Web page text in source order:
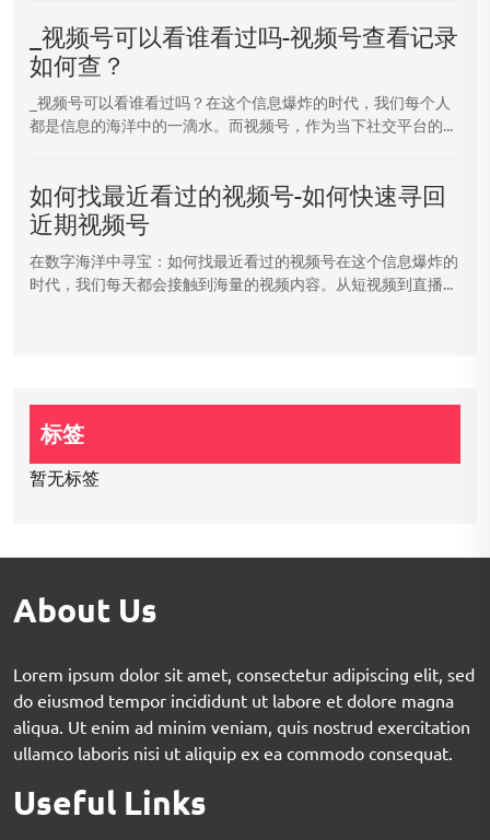
_视频号可以看谁看过吗-视频号查看记录
如何查？
_视频号可以看谁看过吗？在这个信息爆炸的时代，我们每个人
都是信息的海洋中的一滴水。而视频号，作为当下社交平台的...
如何找最近看过的视频号-如何快速寻回
近期视频号
在数字海洋中寻宝：如何找最近看过的视频号在这个信息爆炸的
时代，我们每天都会接触到海量的视频内容。从短视频到直播...
标签
暂无标签
About Us
Lorem ipsum dolor sit amet, consectetur adipiscing elit, sed
do eiusmod tempor incididunt ut labore et dolore magna
aliqua. Ut enim ad minim veniam, quis nostrud exercitation
ullamco laboris nisi ut aliquip ex ea commodo consequat.
Useful Links